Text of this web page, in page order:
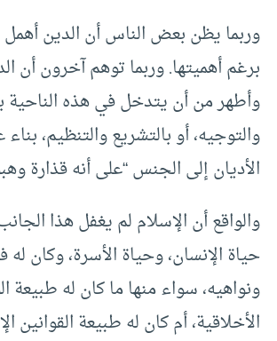
وربما يظن بعض الناس أن الدين أهمل
برغم أهميتها. وربما توهم آخرون أن
وأطهر من أن يتدخل في هذه الناحية
والتوجيه، أو بالتشريع والتنظيم،
الأديان إلى الجنس “على أنه قذارة
والواقع أن الإسلام لم يغفل هذا
حياة الإنسان، وحياة الأسرة، وكان
ونواهيه، سواء منها ما كان له طبيعة
الأخلاقية، أم كان له طبيعة القوانين